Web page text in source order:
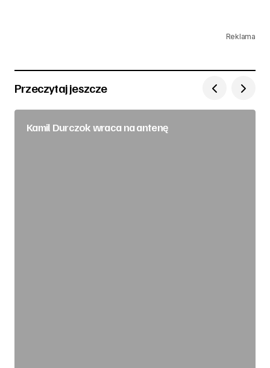
Reklama
Przeczytaj jeszcze
Kamil Durczok wraca na antenę